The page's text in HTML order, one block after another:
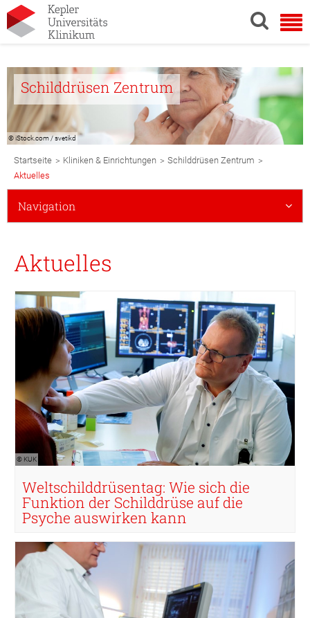
Schilddrüsen Zentrum
© iStock.com / svetikd
Breadcrumb
Navigation
Startseite > Kliniken & Einrichtungen > Schilddrüsen Zentrum >
Aktuelles
Subnavigation
Mobile
Navigation
Aktuelles
© KUK
Weltschilddrüsentag: Wie sich die
Funktion der Schilddrüse auf die
Psyche auswirken kann